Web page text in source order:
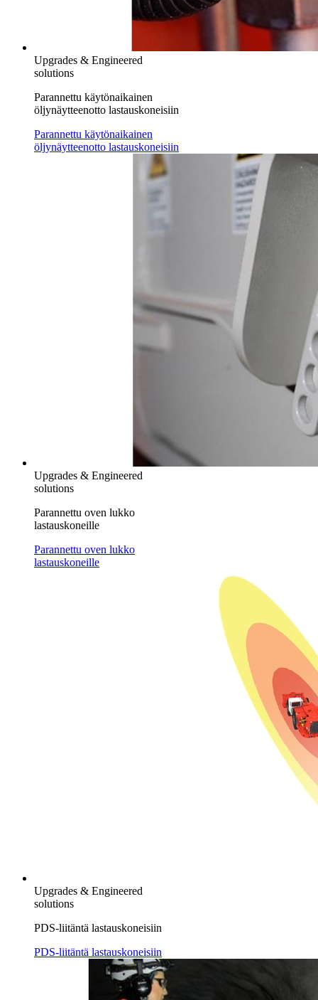
Upgrades & Engineered
solutions
Parannettu käytönaikainen
öljynäytteenotto lastauskoneisiin
Parannettu käytönaikainen
öljynäytteenotto lastauskoneisiin
Upgrades & Engineered
solutions
Parannettu oven lukko
lastauskoneille
Parannettu oven lukko
lastauskoneille
Upgrades & Engineered
solutions
PDS-liitäntä lastauskoneisiin
PDS-liitäntä lastauskoneisiin